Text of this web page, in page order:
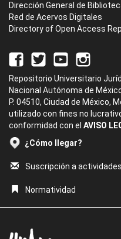
Dirección General de
Red de Acervos Digitales
Directory of Open Access
Repositorio Universitario
Nacional Autónoma de
P. 04510, Ciudad de México,
utilizado con fines no
conformidad con el AVISO
¿Cómo llegar?
Suscripción a
Normatividad